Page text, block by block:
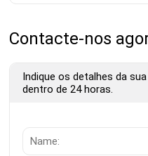
Contacte-nos
Indique os detalhes da
dentro de 24 horas.